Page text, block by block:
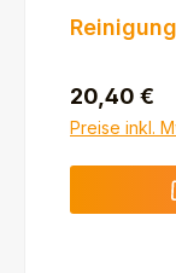
Regulärer
20,40 €
Preise inkl.